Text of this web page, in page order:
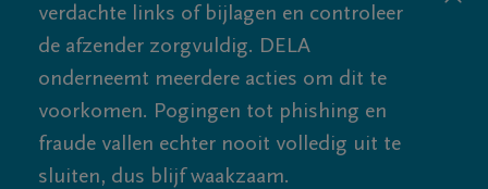
verdachte links of bijlagen en controleer
de afzender zorgvuldig. DELA
onderneemt meerdere acties om dit te
voorkomen. Pogingen tot phishing en
fraude vallen echter nooit volledig uit te
sluiten, dus blijf waakzaam.